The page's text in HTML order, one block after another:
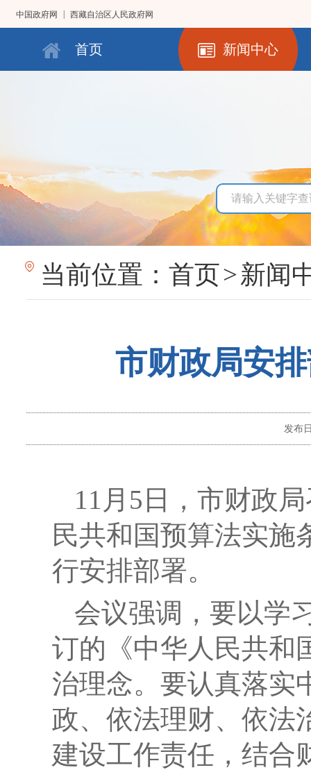
中国政府网 西藏自治区人民政府网
首页 新闻中心
当前位置： 首页>新闻
市财政局安
发布
11月5日，市财政
民共和国预算法实施
行安排部署。
会议强调，要以学
订的《中华人民共和
治理念。要认真落实
政、依法理财、依法
建设工作责任，结合